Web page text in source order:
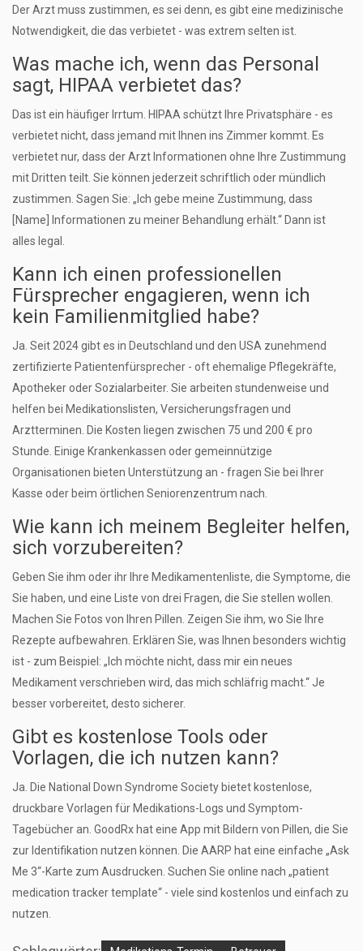
Der Arzt muss zustimmen, es sei denn, es gibt eine medizinische
Notwendigkeit, die das verbietet - was extrem selten ist.
Was mache ich, wenn das Personal
sagt, HIPAA verbietet das?
Das ist ein häufiger Irrtum. HIPAA schützt Ihre Privatsphäre - es
verbietet nicht, dass jemand mit Ihnen ins Zimmer kommt. Es
verbietet nur, dass der Arzt Informationen ohne Ihre Zustimmung
mit Dritten teilt. Sie können jederzeit schriftlich oder mündlich
zustimmen. Sagen Sie: „Ich gebe meine Zustimmung, dass
[Name] Informationen zu meiner Behandlung erhält.“ Dann ist
alles legal.
Kann ich einen professionellen
Fürsprecher engagieren, wenn ich
kein Familienmitglied habe?
Ja. Seit 2024 gibt es in Deutschland und den USA zunehmend
zertifizierte Patientenfürsprecher - oft ehemalige Pflegekräfte,
Apotheker oder Sozialarbeiter. Sie arbeiten stundenweise und
helfen bei Medikationslisten, Versicherungsfragen und
Arztterminen. Die Kosten liegen zwischen 75 und 200 € pro
Stunde. Einige Krankenkassen oder gemeinnützige
Organisationen bieten Unterstützung an - fragen Sie bei Ihrer
Kasse oder beim örtlichen Seniorenzentrum nach.
Wie kann ich meinem Begleiter helfen,
sich vorzubereiten?
Geben Sie ihm oder ihr Ihre Medikamentenliste, die Symptome, die
Sie haben, und eine Liste von drei Fragen, die Sie stellen wollen.
Machen Sie Fotos von Ihren Pillen. Zeigen Sie ihm, wo Sie Ihre
Rezepte aufbewahren. Erklären Sie, was Ihnen besonders wichtig
ist - zum Beispiel: „Ich möchte nicht, dass mir ein neues
Medikament verschrieben wird, das mich schläfrig macht.“ Je
besser vorbereitet, desto sicherer.
Gibt es kostenlose Tools oder
Vorlagen, die ich nutzen kann?
Ja. Die National Down Syndrome Society bietet kostenlose,
druckbare Vorlagen für Medikations-Logs und Symptom-
Tagebücher an. GoodRx hat eine App mit Bildern von Pillen, die Sie
zur Identifikation nutzen können. Die AARP hat eine einfache „Ask
Me 3“-Karte zum Ausdrucken. Suchen Sie online nach „patient
medication tracker template“ - viele sind kostenlos und einfach zu
nutzen.